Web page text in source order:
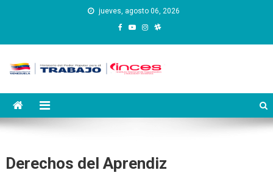
jueves, agosto 06, 2026
Instituto Nacional de
Capacitación y Educación
Derechos del Aprendiz